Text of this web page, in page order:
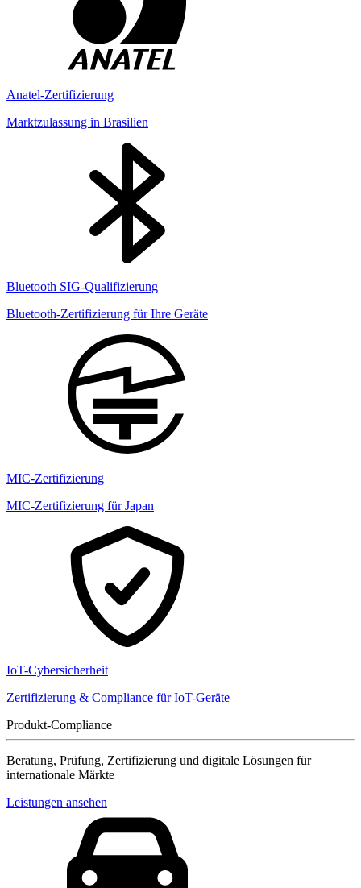
Anatel-Zertifizierung
Marktzulassung in Brasilien
Bluetooth SIG-Qualifizierung
Bluetooth-Zertifizierung für Ihre Geräte
MIC-Zertifizierung
MIC-Zertifizierung für Japan
IoT-Cybersicherheit
Zertifizierung & Compliance für IoT-Geräte
Produkt-Compliance
Beratung, Prüfung, Zertifizierung und digitale Lösungen für
internationale Märkte
Leistungen ansehen